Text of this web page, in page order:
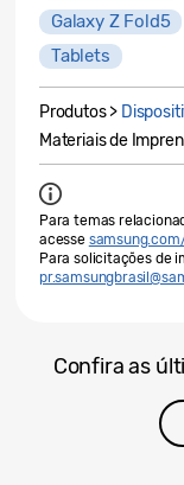
Galaxy Z Fold5
Tablets
Produtos >
Materiais de
Para temas
acesse
Para solicitações de
Confira as